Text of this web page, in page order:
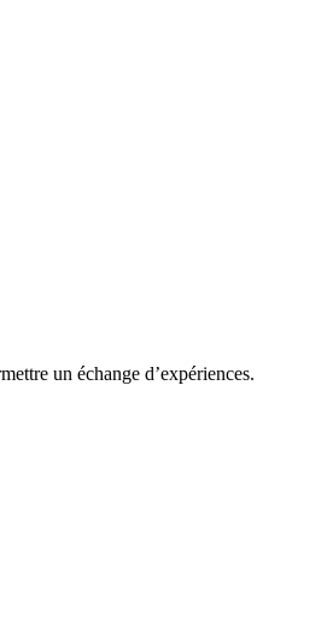
un échange d’expériences.